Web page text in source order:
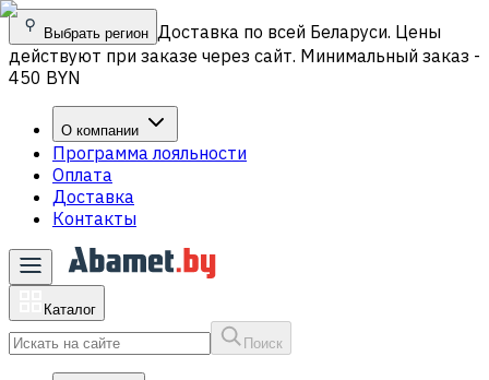
Выбрать регион Доставка по всей Беларуси. Цены
действуют при заказе через сайт. Минимальный заказ -
450 BYN
О компании
Программа лояльности
Оплата
Доставка
Контакты
Каталог
Поиск